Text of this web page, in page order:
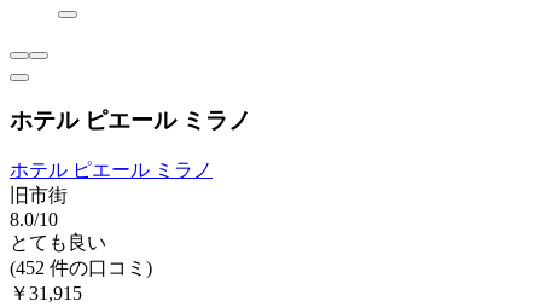
ホテル ピエール ミラノ
ホテル ピエール ミラノ
旧市街
8.0/10
とても良い
(452 件の口コミ)
￥31,915